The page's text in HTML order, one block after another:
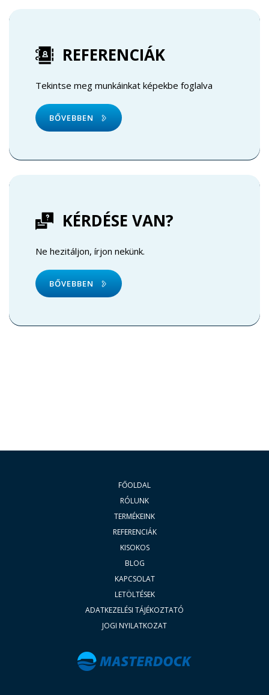
REFERENCIÁK
Tekintse meg munkáinkat képekbe foglalva
BŐVEBBEN
KÉRDÉSE VAN?
Ne hezitáljon, írjon nekünk.
BŐVEBBEN
FŐOLDAL
RÓLUNK
TERMÉKEINK
REFERENCIÁK
KISOKOS
BLOG
KAPCSOLAT
LETÖLTÉSEK
ADATKEZELÉSI TÁJÉKOZTATÓ
JOGI NYILATKOZAT